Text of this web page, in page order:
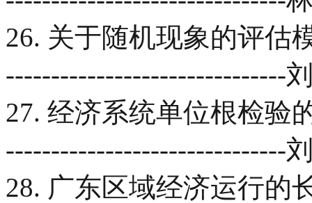
26. 关于随机现象的评估
-------------------------------
27. 经济系统单位根检验
-------------------------------
28. 广东区域经济运行的